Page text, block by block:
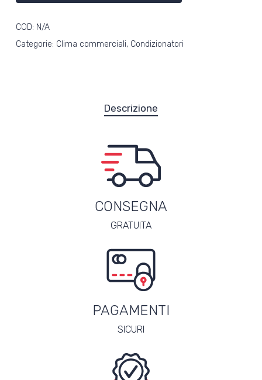
COD: N/A
Categorie: Clima commerciali, Condizionatori
Descrizione
CONSEGNA
GRATUITA
PAGAMENTI
SICURI